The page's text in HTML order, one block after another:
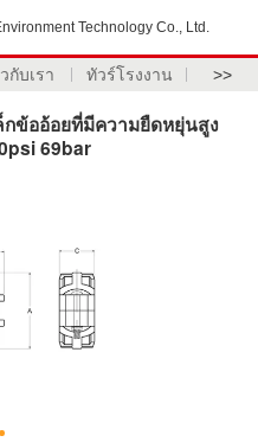
Technology Co., Ltd.
กับเรา ทัวร์โรงงาน >>
ข้ออ้อยที่มีความยืดหยุ่นสูง
69bar